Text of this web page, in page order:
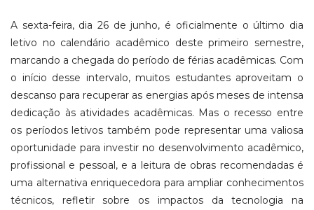
A sexta-feira, dia 26 de junho, é oficialmente o último dia
letivo no calendário acadêmico deste primeiro semestre,
marcando a chegada do período de férias acadêmicas. Com
o início desse intervalo, muitos estudantes aproveitam o
descanso para recuperar as energias após meses de intensa
dedicação às atividades acadêmicas. Mas o recesso entre
os períodos letivos também pode representar uma valiosa
oportunidade para investir no desenvolvimento acadêmico,
profissional e pessoal, e a leitura de obras recomendadas é
uma alternativa enriquecedora para ampliar conhecimentos
técnicos, refletir sobre os impactos da tecnologia na